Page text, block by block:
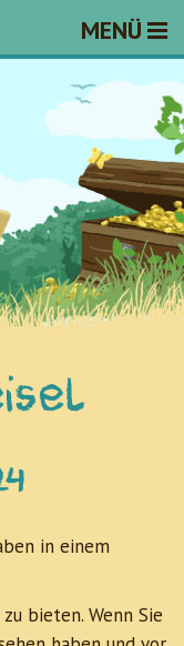
MENÜ
in einem
bieten. Wenn Sie